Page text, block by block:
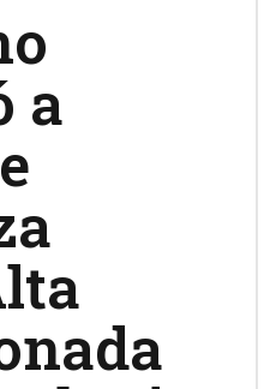
a